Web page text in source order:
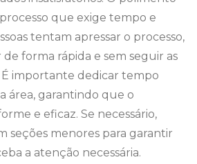
que exige tempo e
tentam apressar o processo,
forma rápida e sem seguir as
É importante dedicar tempo
área, garantindo que o
e eficaz. Se necessário,
seções menores para garantir
a atenção necessária.